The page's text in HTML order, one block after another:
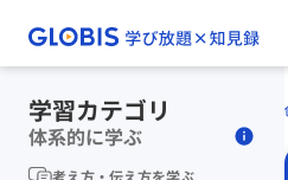
学習カテゴリ
体系的に学ぶ
考え方・伝え方を学ぶ